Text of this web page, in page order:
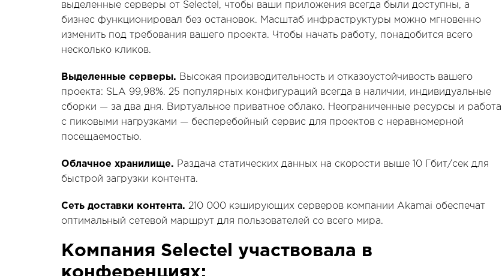
выделенные серверы от Selectel, чтобы ваши приложения всегда были доступны, а
бизнес функционировал без остановок. Масштаб инфраструктуры можно мгновенно
изменить под требования вашего проекта. Чтобы начать работу, понадобится всего
несколько кликов.
Выделенные серверы. Высокая производительность и отказоустойчивость вашего
проекта: SLA 99,98%. 25 популярных конфигураций всегда в наличии, индивидуальные
сборки — за два дня. Виртуальное приватное облако. Неограниченные ресурсы и работа
с пиковыми нагрузками — бесперебойный сервис для проектов с неравномерной
посещаемостью.
Облачное хранилище. Раздача статических данных на скорости выше 10 Гбит/сек для
быстрой загрузки контента.
Сеть доставки контента. 210 000 кэширующих серверов компании Akamai обеспечат
оптимальный сетевой маршрут для пользователей со всего мира.
Компания Selectel участвовала в
конференциях: